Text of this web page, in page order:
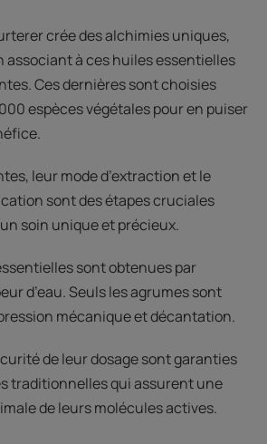
crée des alchimies uniques,
associant à ces huiles essentielles
Ces dernières sont choisies
espèces végétales pour en puiser
leur mode d’extraction et le
sont des étapes cruciales
soin unique et précieux.
sont obtenues par
d’eau. Seuls les agrumes sont
mécanique et décantation.
de leur dosage sont garanties
traditionnelles qui assurent une
de leurs molécules actives.